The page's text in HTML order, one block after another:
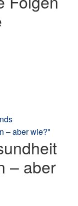
– aber